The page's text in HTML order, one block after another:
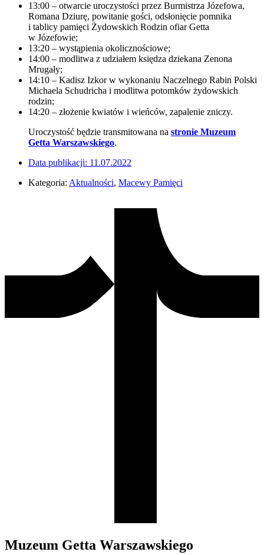
13:00 – otwarcie uroczystości przez Burmistrza Józefowa,
Romana Dziurę, powitanie gości, odsłonięcie pomnika
i tablicy pamięci Żydowskich Rodzin ofiar Getta
w Józefowie;
13:20 – wystąpienia okolicznościowe;
14:00 – modlitwa z udziałem księdza dziekana Zenona
Mrugały;
14:10 – Kadisz Izkor w wykonaniu Naczelnego Rabin Polski
Michaela Schudricha i modlitwa potomków żydowskich
rodzin;
14:20 – złożenie kwiatów i wieńców, zapalenie zniczy.
Uroczystość będzie transmitowana na stronie Muzeum
Getta Warszawskiego.
Data publikacji: 11.07.2022
Kategoria: Aktualności, Macewy Pamięci
Muzeum Getta Warszawskiego